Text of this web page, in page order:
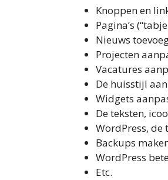
Knoppen en
Pagina’s
Nieuws
Projecten
Vacatures
De huisstijl
Widgets
De teksten,
WordPress, de
Backups
WordPress
Etc.